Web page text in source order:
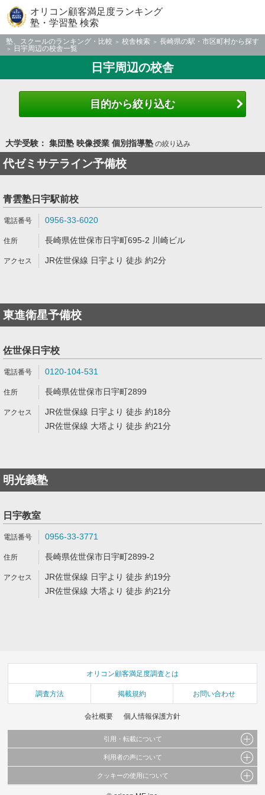
オリコン顧客満足度ランキング
塾・学習塾 検索
塾、スクールのランキング・比較 校舎検索
長崎県の駅・市区町村から探す
日宇周辺の校舎一覧
日宇周辺の校舎
目的から絞り込む
大学受験： 集団塾 映像授業 個別指導塾の絞り込み
代ゼミサテライン予備校
青雲塾日宇駅前校
0956-33-6020
長崎県佐世保市日宇町695-2 川崎ビル
JR佐世保線 日宇より 徒歩 約2分
東進衛星予備校
佐世保日宇校
0120-104-531
長崎県佐世保市日宇町2899
JR佐世保線 日宇より 徒歩 約18分
JR佐世保線 大塔より 徒歩 約21分
明光義塾
日宇教室
0956-33-3771
長崎県佐世保市日宇町2899-2
JR佐世保線 日宇より 徒歩 約19分
JR佐世保線 大塔より 徒歩 約21分
オリコン顧客満足度調査とは
調査方法 掲載規約 お問い合わせ
会社概要 個人情報保護方針
引用・転載について
当サイトで公開されている情報（文字、写真、イラスト、画像データ等）及びこれらの配
これらの情報を権利者の許可なく無断転載・複製などの二次利用を行うことは固く禁じて
利用者の声について
当サイトに掲載している内容はすべてサービスの利用者が提出された見解・感想です。
クッキーの使用について